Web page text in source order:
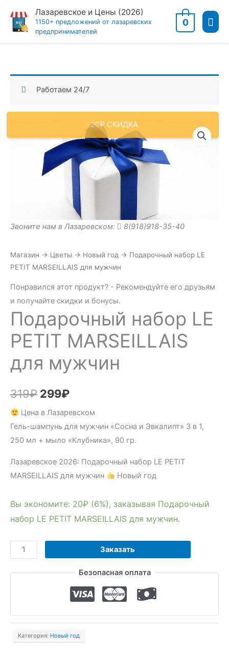
содержимому
Лазаревское и Цены (2026)
1150+ предложений от лазаревских
предпринимателей
0
Работаем 24/7
-20₽ СКИДКА
Звоните нам в Лазаревском: 8(918)918-35-40
Магазин → Цветы → Новый год → Подарочный набор LE
PETIT MARSEILLAIS для мужчин
Понравился этот продукт? - Рекомендуйте его друзьям
и получайте скидки и бонусы.
Подарочный набор LE
PETIT MARSEILLAIS
для мужчин
319₽ Первоначальная
цена
составляла
299₽Текущая
цена:
299₽.
Цена в Лазаревском
Гель-шампунь для мужчин «Сосна и Эвкалипт» 3 в 1,
250 мл + мыло «Клубника», 90 гр.
Лазаревское 2026: Подарочный набор LE PETIT
MARSEILLAIS для мужчин
Новый год
Вы экономите: 20₽ (6%), заказывая Подарочный
набор LE PETIT MARSEILLAIS для мужчин.
Количество
товара
Подарочный
PETIT
для
Заказать
Безопасная оплата
Категория: Новый год